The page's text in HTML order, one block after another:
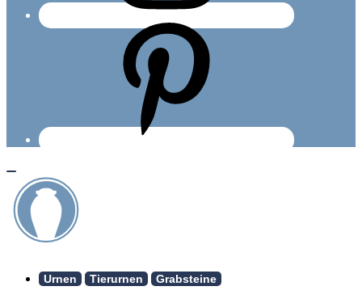
Urnen Tierurnen Grabsteine